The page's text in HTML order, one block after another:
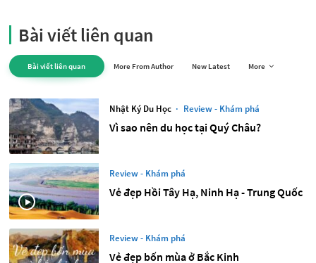
Bài viết liên quan
Bài viết liên quan More From Author New Latest More
Nhật Ký Du Học · Review - Khám phá
Vì sao nên du học tại Quý Châu?
Review - Khám phá
Vẻ đẹp Hồi Tây Hạ, Ninh Hạ - Trung Quốc
Review - Khám phá
Vẻ đẹp bốn mùa ở Bắc Kinh